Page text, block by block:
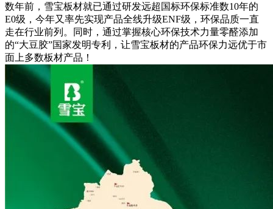
数年前，雪宝板材就已通过研发远超国标环保标准数10年的
E0级，今年又率先实现产品全线升级ENF级，环保品质一直
走在行业前列。同时，通过掌握核心环保技术力量零醛添加
的“大豆胶”国家发明专利，让雪宝板材的产品环保力远优于市
面上多数板材产品！